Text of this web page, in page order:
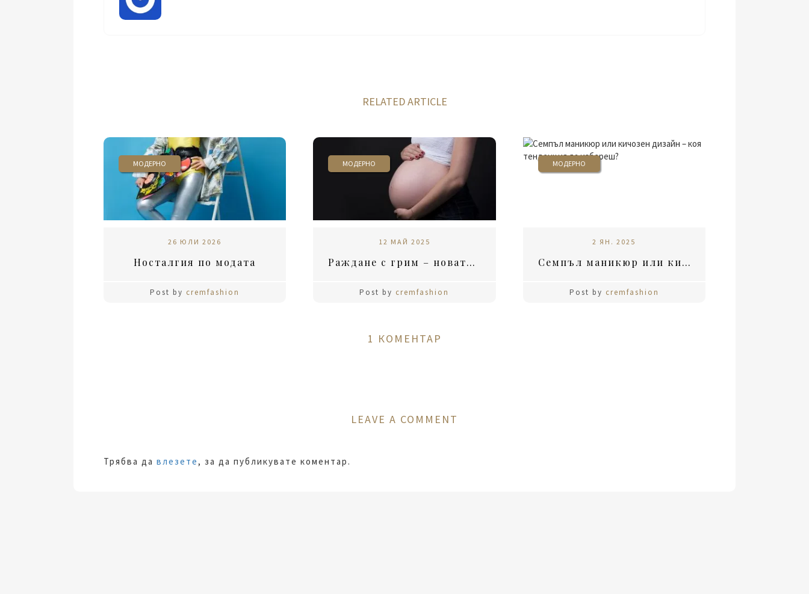
RELATED ARTICLE
МОДЕРНО
26 ЮЛИ 2026
Носталгия по модата
Post by cremfashion
МОДЕРНО
12 МАЙ 2025
Раждане с грим – новата мода?
Post by cremfashion
МОДЕРНО
2 ЯН. 2025
Семпъл маникюр или кичозен дизайн – коя тенденция да избереш?
Post by cremfashion
1 КОМЕНТАР
LEAVE A COMMENT
Трябва да влезете , за да публикувате коментар.